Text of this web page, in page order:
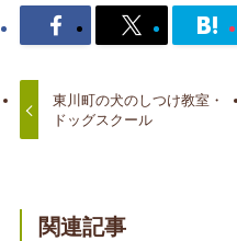
東川町の犬のしつけ教室・
ドッグスクール
関連記事